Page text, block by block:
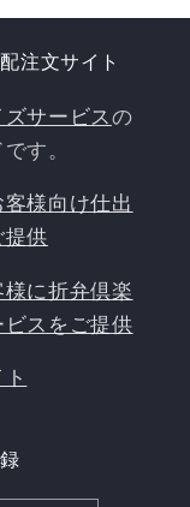
注文サイト
サービス の
す。
様向け仕出
提供
に折弁倶楽
スをご提供